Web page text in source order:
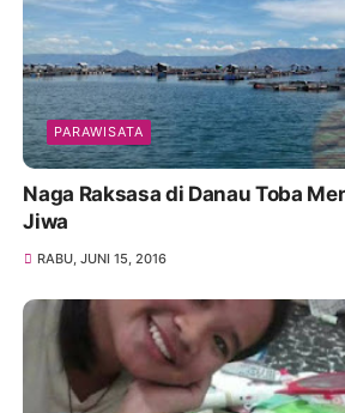
PARAWISATA
Naga Raksasa di Danau Toba
Jiwa
RABU, JUNI 15, 2016